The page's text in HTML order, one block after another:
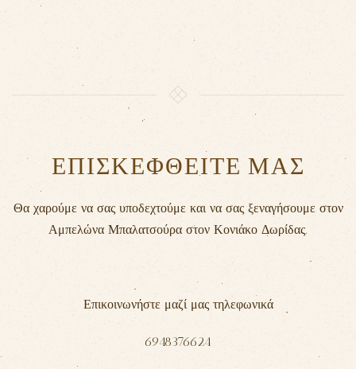
ΕΠΙΣΚΕΦΘΕΙΤΕ ΜΑΣ
Θα χαρούμε να σας υποδεχτούμε και να σας ξεναγήσουμε στον
Αμπελώνα Μπαλατσούρα στον Κονιάκο Δωρίδας.
Επικοινωνήστε μαζί μας τηλεφωνικά
6948376624